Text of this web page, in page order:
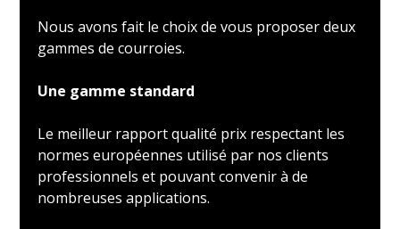
Nous avons fait le choix de vous proposer deux
gammes de courroies.
Une gamme standard
Le meilleur rapport qualité prix respectant les
normes européennes utilisé par nos clients
professionnels et pouvant convenir à de
nombreuses applications.